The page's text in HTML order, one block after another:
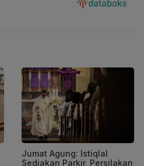
Jumat Agung: Istiqlal
Sediakan Parkir, Persilakan